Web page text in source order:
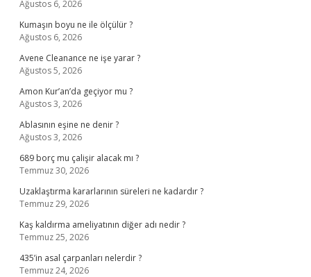
Ağustos 6, 2026
Kumaşın boyu ne ile ölçülür ?
Ağustos 6, 2026
Avene Cleanance ne işe yarar ?
Ağustos 5, 2026
Amon Kur’an’da geçiyor mu ?
Ağustos 3, 2026
Ablasının eşine ne denir ?
Ağustos 3, 2026
689 borç mu çalişir alacak mı ?
Temmuz 30, 2026
Uzaklaştırma kararlarının süreleri ne kadardır ?
Temmuz 29, 2026
Kaş kaldırma ameliyatının diğer adı nedir ?
Temmuz 25, 2026
435’in asal çarpanları nelerdir ?
Temmuz 24, 2026